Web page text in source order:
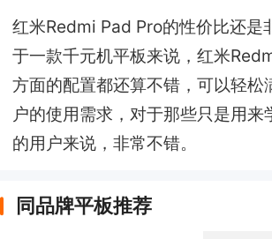
红米Redmi Pad Pro的性价比还是
于一款千元机平板来说，红米
方面的配置都还算不错，可以轻松
户的使用需求，对于那些只是用来
的用户来说，非常不错。
同品牌平板推荐